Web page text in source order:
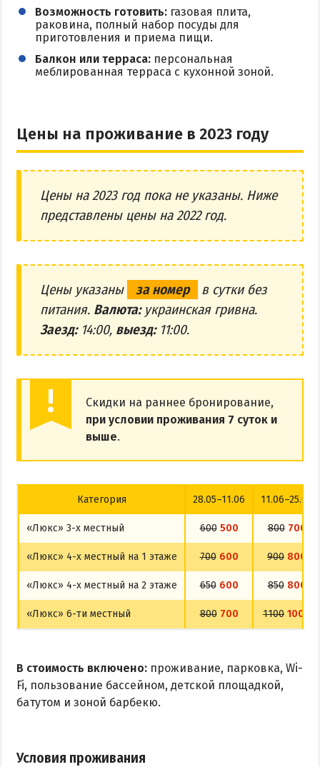
Возможность готовить: газовая плита,
раковина, полный набор посуды для
приготовления и приема пищи.
Балкон или терраса: персональная
меблированная терраса с кухонной зоной.
Цены на проживание в 2023 году
Цены на 2023 год пока не указаны. Ниже
представлены цены на 2022 год.
Цены указаны за номер
в сутки без
питания. Валюта:украинская гривна.
Заезд:14:00, выезд:11:00.
Скидки на раннее бронирование,
при условии проживания 7 суток и
выше.
Категория 28.05–11.06 11.06–25.06
«Люкс» 3-х местный 600 500 800 700
«Люкс» 4-х местный на 1 этаже 700 600 900 800
«Люкс» 4-х местный на 2 этаже 650 600 850 800
«Люкс» 6-ти местный 800 700 1100 1000
В стоимость включено: проживание, парковка, Wi-
Fi, пользование бассейном, детской площадкой,
батутом и зоной барбекю.
Условия проживания